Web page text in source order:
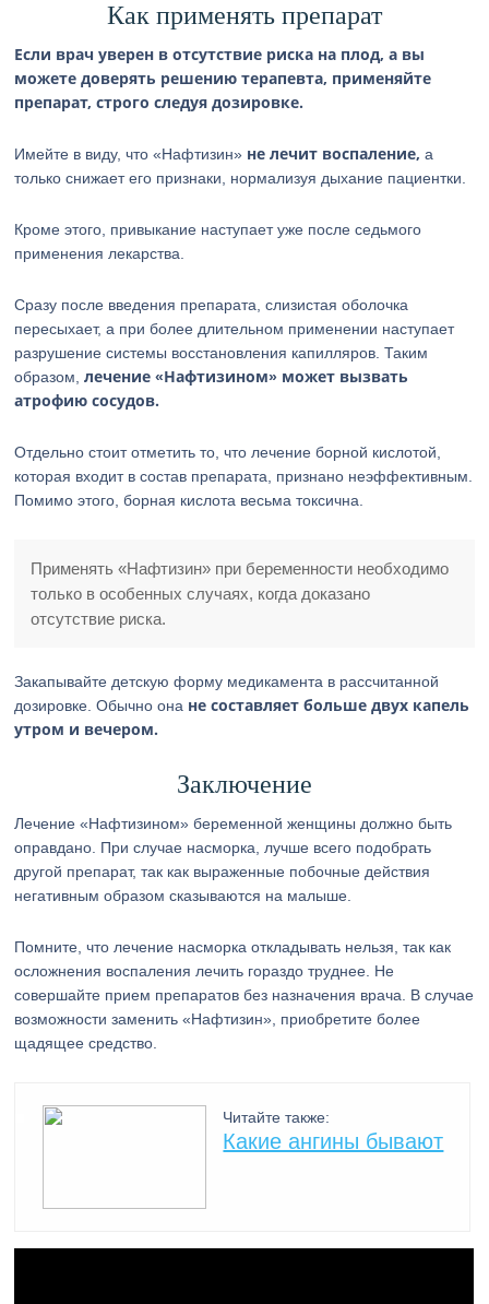
Как применять препарат
Если врач уверен в отсутствие риска на плод, а вы
можете доверять решению терапевта, применяйте
препарат, строго следуя дозировке.
Имейте в виду, что «Нафтизин» не лечит воспаление, а
только снижает его признаки, нормализуя дыхание пациентки.
Кроме этого, привыкание наступает уже после седьмого
применения лекарства.
Сразу после введения препарата, слизистая оболочка
пересыхает, а при более длительном применении наступает
разрушение системы восстановления капилляров. Таким
образом,лечение «Нафтизином» может вызвать
атрофию сосудов.
Отдельно стоит отметить то, что лечение борной кислотой,
которая входит в состав препарата, признано неэффективным.
Помимо этого, борная кислота весьма токсична.
Применять «Нафтизин» при беременности необходимо
только в особенных случаях, когда доказано
отсутствие риска.
Закапывайте детскую форму медикамента в рассчитанной
дозировке. Обычно она не составляет больше двух капель
утром и вечером.
Заключение
Лечение «Нафтизином» беременной женщины должно быть
оправдано. При случае насморка, лучше всего подобрать
другой препарат, так как выраженные побочные действия
негативным образом сказываются на малыше.
Помните, что лечение насморка откладывать нельзя, так как
осложнения воспаления лечить гораздо труднее. Не
совершайте прием препаратов без назначения врача. В случае
возможности заменить «Нафтизин», приобретите более
щадящее средство.
Читайте также:
Какие ангины бывают